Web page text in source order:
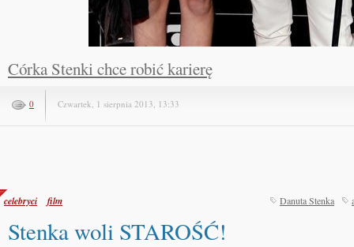
Córka Stenki chce robić karierę
0 Czwartek, 1 sierpnia 2013, 13:33
celebryci film Danuta Stenka
Stenka woli STAROŚĆ!